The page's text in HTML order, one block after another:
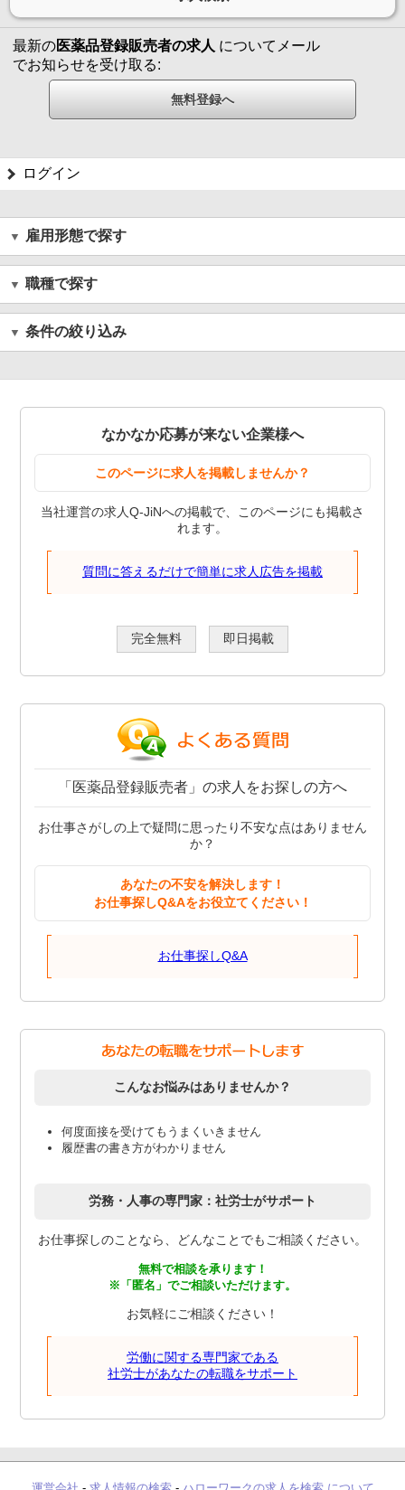
最新の医薬品登録販売者の求人 についてメール
でお知らせを受け取る:
ログイン
雇用形態で探す
職種で探す
条件の絞り込み
なかなか応募が来ない企業様へ
このページに求人を掲載しませんか？
当社運営の求人Q-JiNへの掲載で、このページにも掲載さ
れます。
質問に答えるだけで簡単に求人広告を掲載
完全無料 即日掲載
「医薬品登録販売者」の求人をお探しの方へ
お仕事さがしの上で疑問に思ったり不安な点はありません
か？
あなたの不安を解決します！
お仕事探しQ&Aをお役立てください！
お仕事探しQ&A
こんなお悩みはありませんか？
何度面接を受けてもうまくいきません
履歴書の書き方がわかりません
労務・人事の専門家：社労士がサポート
お仕事探しのことなら、どんなことでもご相談ください。
無料で相談を承ります！
※「匿名」でご相談いただけます。
お気軽にご相談ください！
労働に関する専門家である
社労士があなたの転職をサポート